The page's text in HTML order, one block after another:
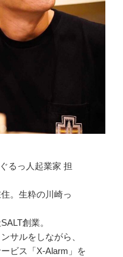
るっ人起業家 担
。生粋の川崎っ
創業。
サルをしながら、
ビス「X-Alarm」を